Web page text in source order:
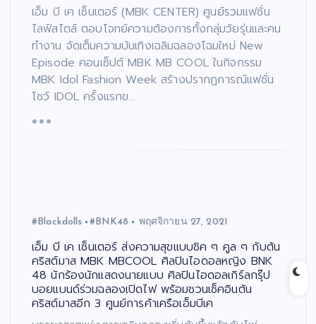
เอ็ม บี เค เซ็นเตอร์ (MBK CENTER) ศูนย์รวมแฟชั่น
ไลฟ์สไตล์ ตอบโจทย์ความต้องการทั้งกลุ่มวัยรุ่นและคน
ทำงาน จัดเต็มความบันเทิงเฉลิมฉลองโฉมใหม่ New
Episode คอนเซ็ปต์ MBK MB COOL ในกิจกรรม
MBK Idol Fashion Week สร้างปรากฏการณ์แฟชั่น
โชว์ IDOL ครั้งแรกข…
#Blackdolls #BNK48 พฤศจิกายน 27, 2021
เอ็ม บี เค เซ็นเตอร์ ส่งความสุขแบบชิค ๆ คูล ๆ กับต้น
คริสต์มาส MBK MBCOOL ศิลปินไอดอลหญิง BNK
48 นักร้องนักแสดงนายแบบ ศิลปินไอดอลเกิร์ลกรุ๊ป
บอยแบนด์ร่วมฉลองเปิดไฟ พร้อมชวนเช็คอินต้น
คริสต์มาสอีก 3 ศูนย์การค้าเครือเอ็มบีเค